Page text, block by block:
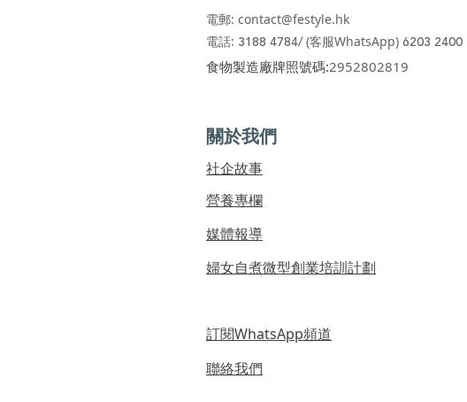
電郵: contact@festyle.hk
電話: 3188 4784/(客服WhatsApp) 6203 2400
​食物製造廠牌照號碼:2952802819
關於我們
社企故事
營養專欄
媒體報導
婦女自煮微型創業培訓計劃
訂閱WhatsApp頻道
聯絡我們